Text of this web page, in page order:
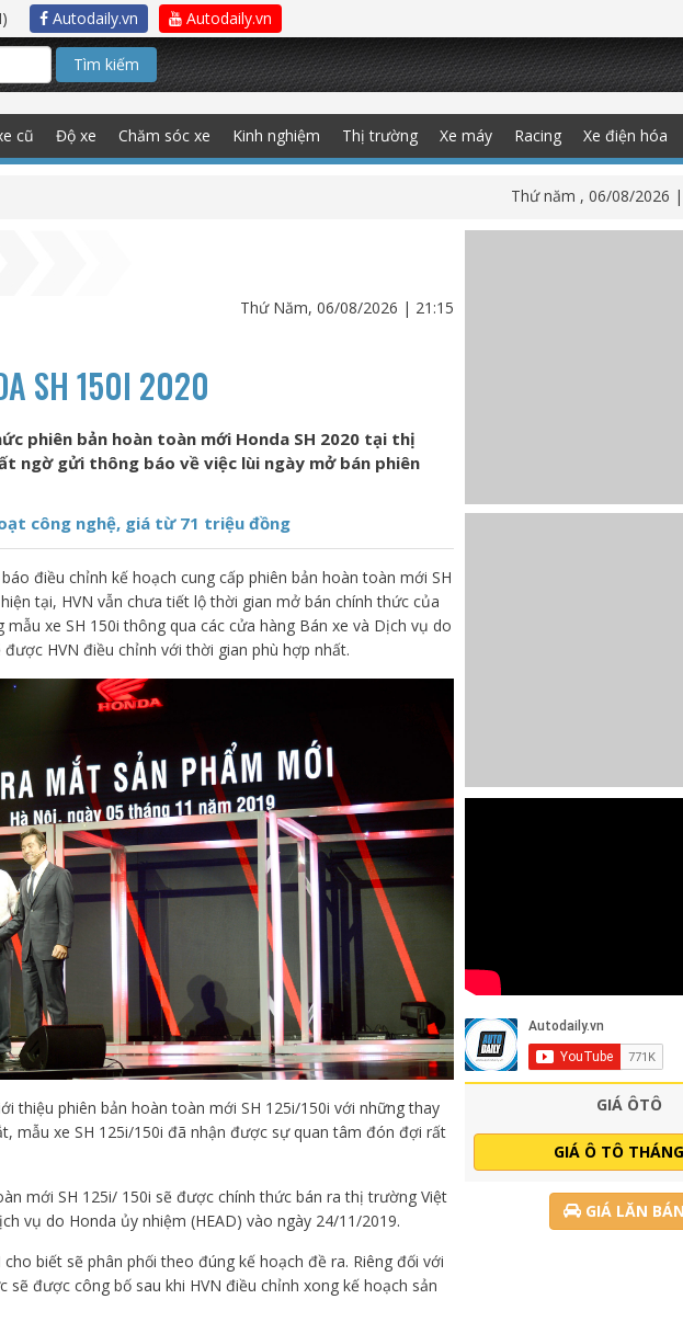
Autodaily.vn Autodaily.vn
Tìm kiếm
cũ Độ xe Chăm sóc xe Kinh nghiệm Thị trường Xe máy Racing Xe điện hóa
Thứ năm , 06/08/2026
Thứ Năm, 06/08/2026 | 21:15
SH 150I 2020
phiên bản hoàn toàn mới Honda SH 2020 tại thị
ngờ gửi thông báo về việc lùi ngày mở bán phiên
công nghệ, giá từ 71 triệu đồng
điều chỉnh kế hoạch cung cấp phiên bản hoàn toàn mới SH
tại, HVN vẫn chưa tiết lộ thời gian mở bán chính thức của
xe SH 150i thông qua các cửa hàng Bán xe và Dịch vụ do
HVN điều chỉnh với thời gian phù hợp nhất.
thiệu phiên bản hoàn toàn mới SH 125i/150i với những thay
mẫu xe SH 125i/150i đã nhận được sự quan tâm đón đợi rất
mới SH 125i/ 150i sẽ được chính thức bán ra thị trường Việt
vụ do Honda ủy nhiệm (HEAD) vào ngày 24/11/2019.
biết sẽ phân phối theo đúng kế hoạch đề ra. Riêng đối với
sẽ được công bố sau khi HVN điều chỉnh xong kế hoạch sản
GIÁ ÔTÔ
GIÁ Ô TÔ
GIÁ LĂN